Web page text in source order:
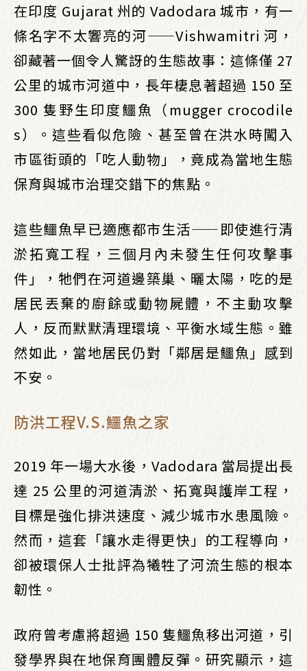
在印度 Gujarat 州的 Vadodara 城市，有一
條名字不太響亮的河——Vishwamitri 河，
卻藏著一個令人驚訝的生態故事：這條僅 27
公里的城市河道中，長年棲息著超過 150 至
300 隻野生印度鱷魚（mugger crocodile
s）。這些看似危險、甚至曾在洪水時闖入
市區街頭的「吃人動物」，竟成為當地生態
保育與城市治理交錯下的焦點。
這些鱷魚早已適應都市生活——即使進行清
淤拓寬工程，三個月內未發生任何攻擊事
件」，牠們在河道邊築巢、曬太陽，吃的是
居民丟棄的廚餘或動物屍體，不主動攻擊
人，反而默默清理環境、平衡水域生態。雖
然如此，當地居民仍對「鄰居是鱷魚」感到
不安。
防洪工程V.S.鱷魚之家
2019 年一場大水後，Vadodara 當局提出長
達 25 公里的河道清淤、拓寬與護岸工程，
目標是強化排洪速度、減少城市水患風險。
然而，這套「讓水走得更快」的工程導向，
卻被環保人士批評為犧牲了河流生態的根本
韌性。
政府曾考慮將超過 150 隻鱷魚移出河道，引
發學界與在地保育團體反彈。研究顯示，這